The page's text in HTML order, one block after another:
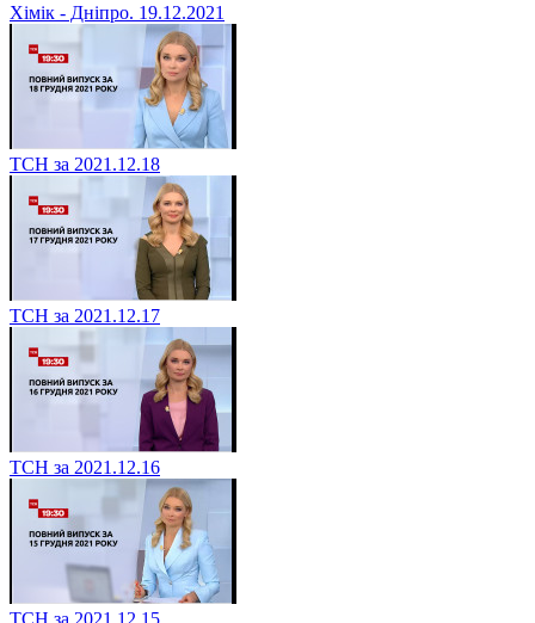
Хімік - Дніпро. 19.12.2021
ТСН за 2021.12.18
ТСН за 2021.12.17
ТСН за 2021.12.16
ТСН за 2021.12.15